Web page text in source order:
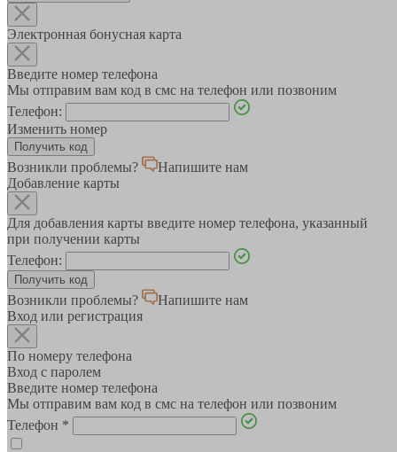
Электронная бонусная карта
Введите номер телефона
Мы отправим вам код в смс на телефон или позвоним
Телефон:
Изменить номер
Возникли проблемы?
Напишите нам
Добавление карты
Для добавления карты введите номер телефона, указанный
при получении карты
Телефон:
Возникли проблемы?
Напишите нам
Вход или регистрация
По номеру телефона
Вход с паролем
Введите номер телефона
Мы отправим вам код в смс на телефон или позвоним
Телефон *